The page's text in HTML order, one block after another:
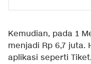
Kemudian, pada 1
menjadi Rp 6,7 juta.
aplikasi seperti